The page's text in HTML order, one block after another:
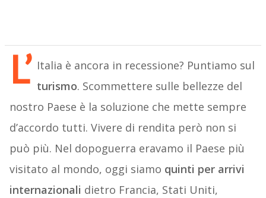
L’ Italia è ancora in recessione? Puntiamo sul
turismo. Scommettere sulle bellezze del
nostro Paese è la soluzione che mette sempre
d’accordo tutti. Vivere di rendita però non si
può più. Nel dopoguerra eravamo il Paese più
visitato al mondo, oggi siamo quinti per arrivi
internazionali dietro Francia, Stati Uniti,